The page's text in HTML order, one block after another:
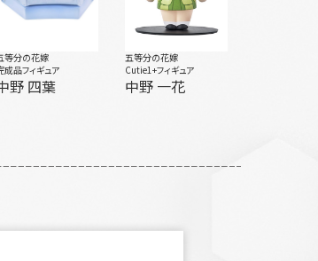
等分の花嫁
成品フィギュア
野 四葉
五等分の花嫁
Cutie1+フィギュア
中野 一花